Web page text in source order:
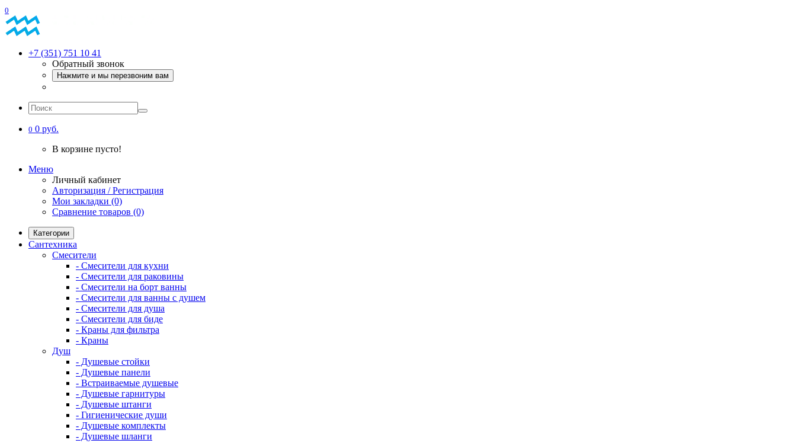
0
+7 (351) 751 10 41
Обратный звонок
Нажмите и мы перезвоним вам
0 0 руб.
В корзине пусто!
Меню
Личный кабинет
Авторизация / Регистрация
Мои закладки (0)
Сравнение товаров (0)
Категории
Сантехника
Смесители
- Смесители для кухни
- Смесители для раковины
- Смесители на борт ванны
- Смесители для ванны с душем
- Смесители для душа
- Смесители для биде
- Краны для фильтра
- Краны
Душ
- Душевые стойки
- Душевые панели
- Встраиваемые душевые
- Душевые гарнитуры
- Душевые штанги
- Гигиенические души
- Душевые комплекты
- Душевые шланги